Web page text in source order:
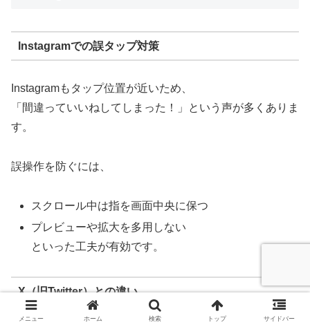
Instagramでの誤タップ対策
Instagramもタップ位置が近いため、
「間違っていいねしてしまった！」という声が多くありま
す。
誤操作を防ぐには、
スクロール中は指を画面中央に保つ
プレビューや拡大を多用しない
といった工夫が有効です。
X（旧Twitter）との違い
メニュー ホーム 検索 トップ サイドバー